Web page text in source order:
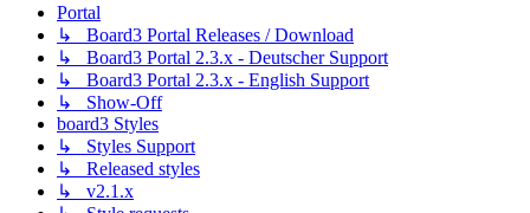
Portal
↳ Board3 Portal Releases / Download
↳ Board3 Portal 2.3.x - Deutscher Support
↳ Board3 Portal 2.3.x - English Support
↳ Show-Off
board3 Styles
↳ Styles Support
↳ Released styles
↳ v2.1.x